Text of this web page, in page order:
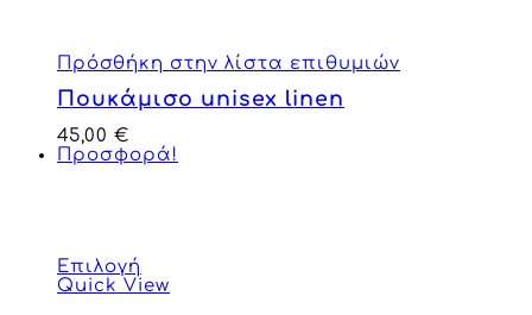
Πρόσθήκη στην λίστα επιθυμιών
Πουκάμισο unisex linen
45,00 €
Προσφορά!
Επιλογή
Quick View